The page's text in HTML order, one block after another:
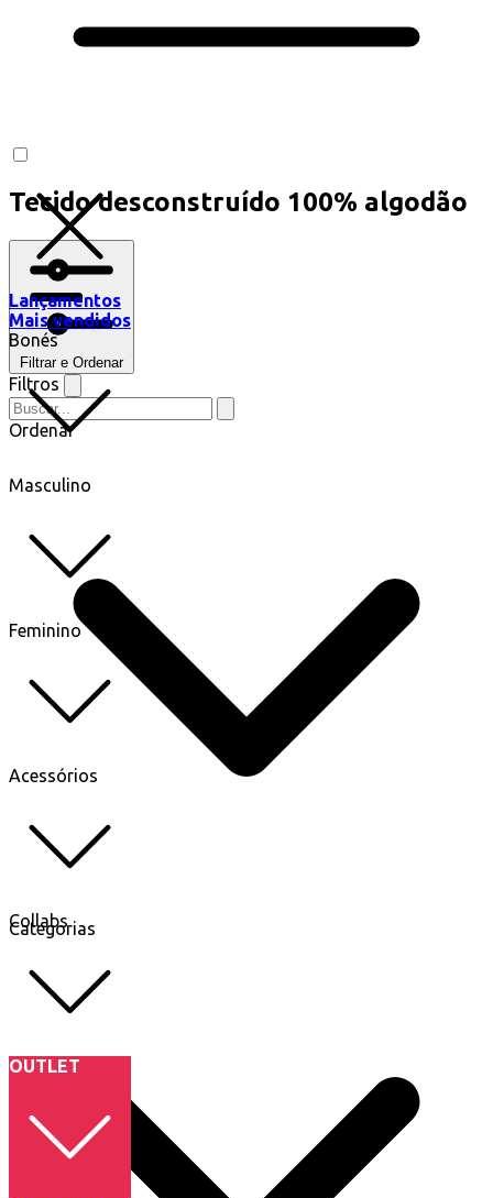
Lançamentos
Mais vendidos
Bonés
Masculino
Feminino
Acessórios
Collabs
OUTLET
Tecido desconstruído 100% algodão
Filtrar e Ordenar
Filtros
Ordenar
Categorias